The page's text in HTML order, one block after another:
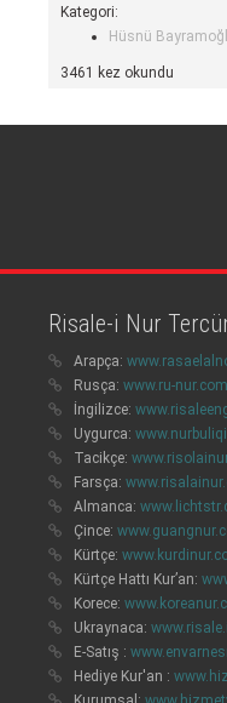
Kategori:
Hüsnü
3461 kez okundu
Risale-i Nur
Arapça:
Rusça: www.ru-nur.com
İngilizce:
Uygurca:
Tacikçe:
Farsça:
Almanca:
Çince:
Kürtçe:
Kürtçe Hattı Kur’an:
Korece:
Ukraynaca:
E-Satış :
Hediye Kur'an :